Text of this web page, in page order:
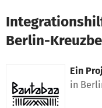
Berlin-
Ein
in